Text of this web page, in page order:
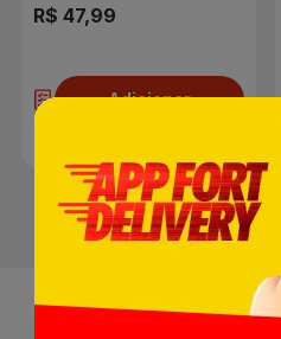
R$ 47,99
Adicionar